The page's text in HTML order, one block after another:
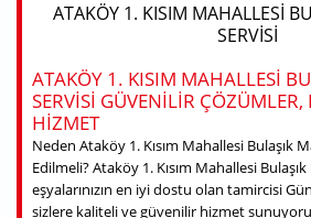
ATAKÖY 1. KISIM MAHALLESI
SERVISI
ATAKÖY 1. KISIM MAHALLESI
SERVISI GÜVENILIR ÇÖZÜMLER,
HIZMET
Neden Ataköy 1. Kısım Mahallesi Bulaşık
Edilmeli? Ataköy 1. Kısım Mahallesi
eşyalarınızın en iyi dostu olan tamircisi
sizlere kaliteli ve güvenilir hizmet